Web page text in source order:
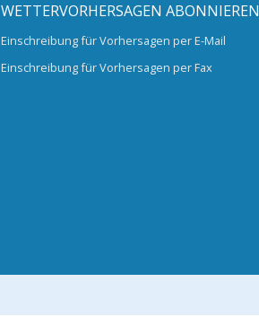
WETTERVORHERSAGEN ABONNIEREN
Einschreibung für Vorhersagen per E-Mail
Einschreibung für Vorhersagen per Fax